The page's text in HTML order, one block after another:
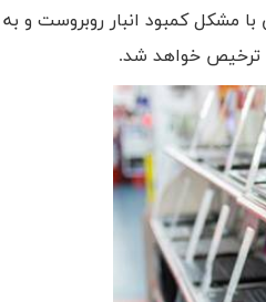
مشکل کمبود انبار روبروست و
ترخیص خواهد شد.